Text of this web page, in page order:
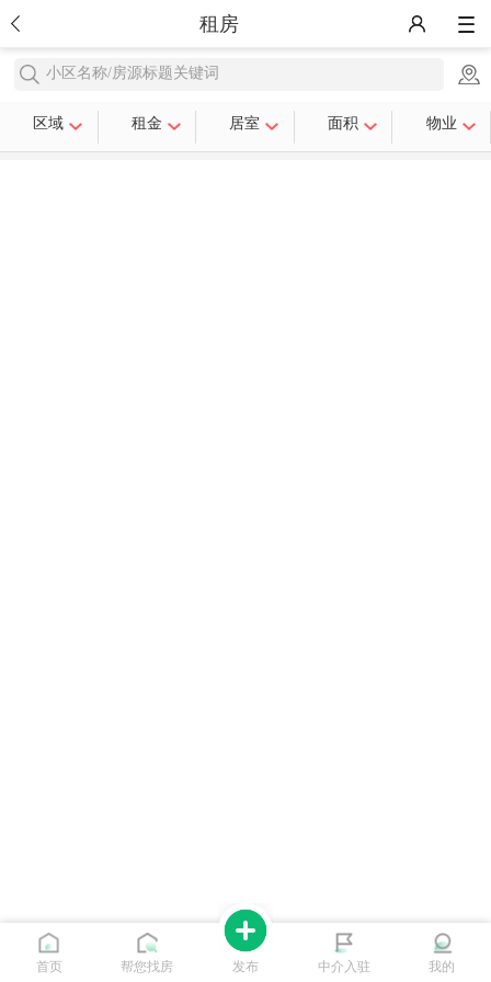
租房
小区名称/房源标题关键词
区域 租金 居室 面积 物业
首页 帮您找房 发布 中介入驻 我的